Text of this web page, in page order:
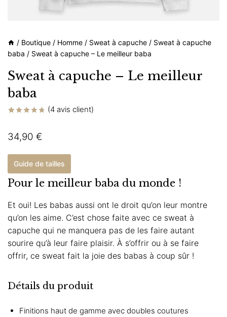
/ Boutique / Homme / Sweat à capuche / Sweat à capuche
baba / Sweat à capuche – Le meilleur baba
Sweat à capuche – Le meilleur
baba
sur
notations
(4 avis client)
34,90 €
Guide de tailles
Pour le meilleur baba du monde !
Et oui! Les babas aussi ont le droit qu’on leur montre
qu’on les aime. C’est chose faite avec ce sweat à
capuche qui ne manquera pas de les faire autant
sourire qu’à leur faire plaisir. À s’offrir ou à se faire
offrir, ce sweat fait la joie des babas à coup sûr !
Détails du produit
Finitions haut de gamme avec doubles coutures